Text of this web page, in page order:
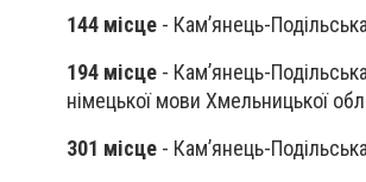
144 місце - Кам’янець-
194 місце - Кам’янець-
німецької мови Хмельницької
301 місце - Кам’янець-